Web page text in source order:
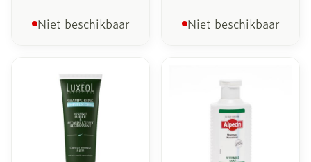
Niet beschikbaar Niet beschikbaar